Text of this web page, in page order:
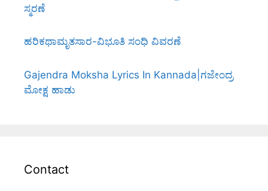
ಸ್ಮರಣೆ
ಹರಿಕಥಾಮೃತಸಾರ-ವಿಭೂತಿ ಸಂಧಿ ವಿವರಣೆ
Gajendra Moksha Lyrics In Kannada|ಗಜೇಂದ್ರ
ಮೋಕ್ಷ ಹಾಡು
Contact